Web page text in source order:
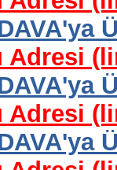
Adresi
Adresi